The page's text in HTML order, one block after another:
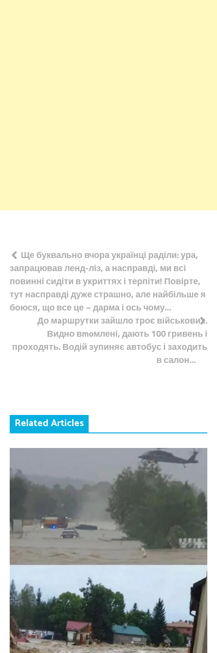
Навігація
записів
Ще буквально вчора українці раділи: ура,
запрацював ленд-ліз, а насправді, ми всі
повинні сидіти в укриттях і терпіти! Повірте,
тут насправді дуже страшно, але найбільше я
боюся, що все це – дарма і ось чому…
До мaршрутки зайшло троє вiйськових.
Видно вmoмлені, дають 100 гривень і
проходять. Водій зупиняє автобус і заходить
в салон…
Related Articles